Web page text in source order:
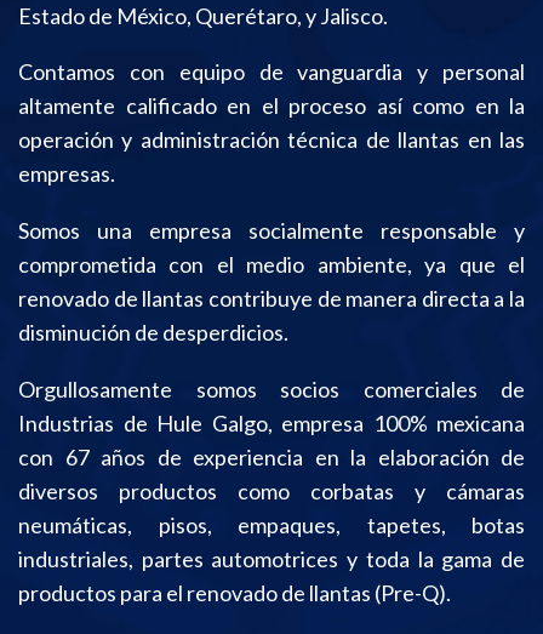
Estado de México, Querétaro, y Jalisco.
Contamos con equipo de vanguardia y personal
altamente calificado en el proceso así como en la
operación y administración técnica de llantas en las
empresas.
Somos una empresa socialmente responsable y
comprometida con el medio ambiente, ya que el
renovado de llantas contribuye de manera directa a la
disminución de desperdicios.
Orgullosamente somos socios comerciales de
Industrias de Hule Galgo, empresa 100% mexicana
con 67 años de experiencia en la elaboración de
diversos productos como corbatas y cámaras
neumáticas, pisos, empaques, tapetes, botas
industriales, partes automotrices y toda la gama de
productos para el renovado de llantas (Pre-Q).